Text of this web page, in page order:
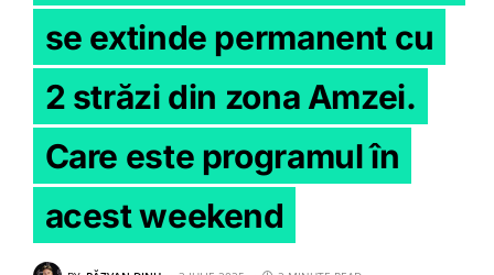
se extinde permanent cu
2 străzi din zona Amzei.
Care este programul în
acest weekend